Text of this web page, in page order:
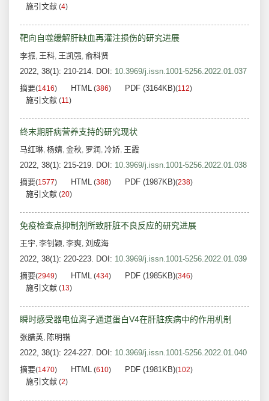
施引文献 (4)
靶向自噬缓解肝缺血再灌注损伤的研究进展
李振, 王科, 王凯强, 俞科贤
2022, 38(1): 210-214. DOI: 10.3969/j.issn.1001-5256.2022.01.037
摘要(1416) HTML (386) PDF (3164KB)(112)
施引文献 (11)
终末期肝病营养支持的研究现状
马红琳, 杨婧, 金秋, 罗润 , 冷娇, 王霞
2022, 38(1): 215-219. DOI: 10.3969/j.issn.1001-5256.2022.01.038
摘要(1577) HTML (388) PDF (1987KB)(238)
施引文献 (20)
免疫检查点抑制剂所致肝脏不良反应的研究进展
王宇, 李钊颖, 李爽, 刘成海
2022, 38(1): 220-223. DOI: 10.3969/j.issn.1001-5256.2022.01.039
摘要(2949) HTML (434) PDF (1985KB)(346)
施引文献 (13)
瞬时感受器电位离子通道蛋白V4在肝脏疾病中的作用机制
张腊英, 陈明锴
2022, 38(1): 224-227. DOI: 10.3969/j.issn.1001-5256.2022.01.040
摘要(1470) HTML (610) PDF (1981KB)(102)
施引文献 (2)